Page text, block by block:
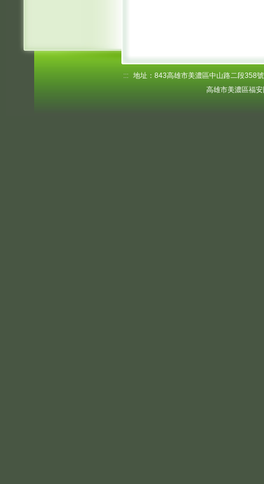
:::
地址：843高雄市美濃區中山路二段358
高雄市美濃區福